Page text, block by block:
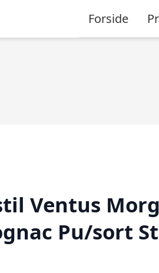
Forside
Ventus
Pu/sort